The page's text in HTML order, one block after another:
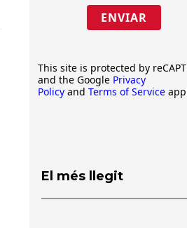
ENVIAR
This site is protected by
and the Google Privacy
Policy and Terms of Service
El més llegit